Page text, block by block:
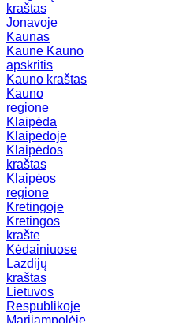
kraštas
Jonavoje
Kaunas
Kaune Kauno
apskritis
Kauno kraštas
Kauno
regione
Klaipėda
Klaipėdoje
Klaipėdos
kraštas
Klaipėos
regione
Kretingoje
Kretingos
krašte
Kėdainiuose
Lazdijų
kraštas
Lietuvos
Respublikoje
Marijampolėje